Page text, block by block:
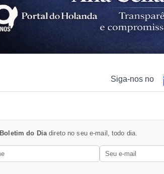
Siga-nos no
Boletim do Diadireto no seu e-mail, todo dia.